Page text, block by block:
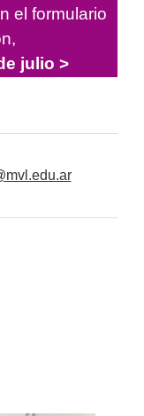
el formulario
julio >